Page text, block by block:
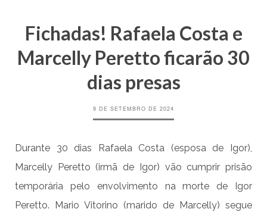
Fichadas! Rafaela Costa e
Marcelly Peretto ficarão 30
dias presas
9 DE SETEMBRO DE 2024
Durante 30 dias Rafaela Costa (esposa de Igor),
Marcelly Peretto (irmã de Igor) vão cumprir prisão
temporária pelo envolvimento na morte de Igor
Peretto. Mario Vitorino (marido de Marcelly) segue